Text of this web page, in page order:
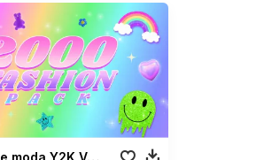
Paquete de moda Y2K Vol 02